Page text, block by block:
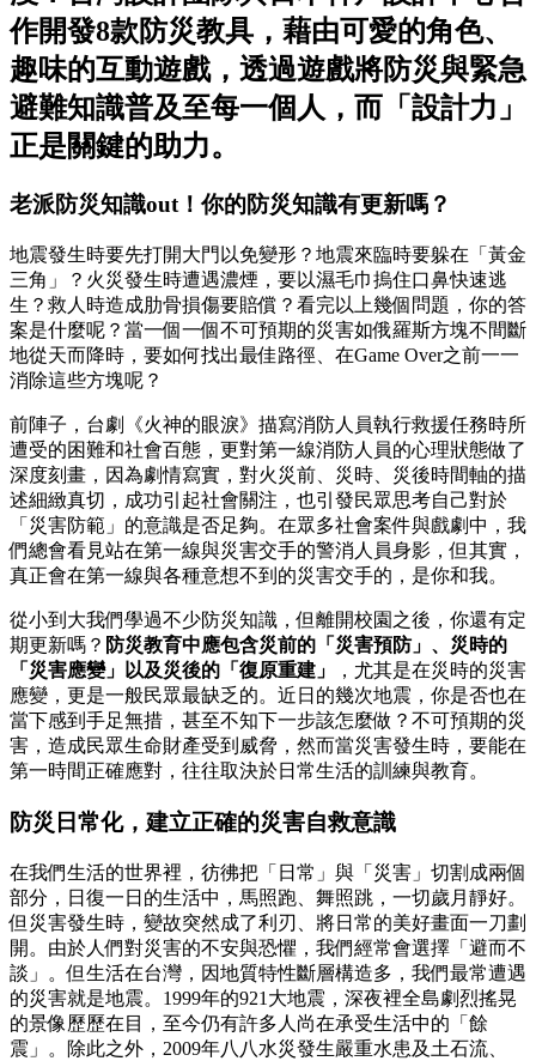
作開發8款防災教具，藉由可愛的角色、
趣味的互動遊戲，透過遊戲將防災與緊急
避難知識普及至每一個人，而「設計力」
正是關鍵的助力。
老派防災知識out！你的防災知識有更新嗎？
地震發生時要先打開大門以免變形？地震來臨時要躲在「黃金
三角」？火災發生時遭遇濃煙，要以濕毛巾摀住口鼻快速逃
生？救人時造成肋骨損傷要賠償？看完以上幾個問題，你的答
案是什麼呢？當一個一個不可預期的災害如俄羅斯方塊不間斷
地從天而降時，要如何找出最佳路徑、在Game Over之前一一
消除這些方塊呢？
前陣子，台劇《火神的眼淚》描寫消防人員執行救援任務時所
遭受的困難和社會百態，更對第一線消防人員的心理狀態做了
深度刻畫，因為劇情寫實，對火災前、災時、災後時間軸的描
述細緻真切，成功引起社會關注，也引發民眾思考自己對於
「災害防範」的意識是否足夠。在眾多社會案件與戲劇中，我
們總會看見站在第一線與災害交手的警消人員身影，但其實，
真正會在第一線與各種意想不到的災害交手的，是你和我。
從小到大我們學過不少防災知識，但離開校園之後，你還有定
期更新嗎？ 防災教育中應包含災前的「災害預防」、災時的
「災害應變」以及災後的「復原重建」
，尤其是在災時的災害
應變，更是一般民眾最缺乏的。近日的幾次地震，你是否也在
當下感到手足無措，甚至不知下一步該怎麼做？不可預期的災
害，造成民眾生命財產受到威脅，然而當災害發生時，要能在
第一時間正確應對，往往取決於日常生活的訓練與教育。
防災日常化，建立正確的災害自救意識
在我們生活的世界裡，彷彿把「日常」與「災害」切割成兩個
部分，日復一日的生活中，馬照跑、舞照跳，一切歲月靜好。
但災害發生時，變故突然成了利刃、將日常的美好畫面一刀劃
開。由於人們對災害的不安與恐懼，我們經常會選擇「避而不
談」。但生活在台灣，因地質特性斷層構造多，我們最常遭遇
的災害就是地震。1999年的921大地震，深夜裡全島劇烈搖晃
的景像歷歷在目，至今仍有許多人尚在承受生活中的「餘
震」。除此之外，2009年八八水災發生嚴重水患及土石流、